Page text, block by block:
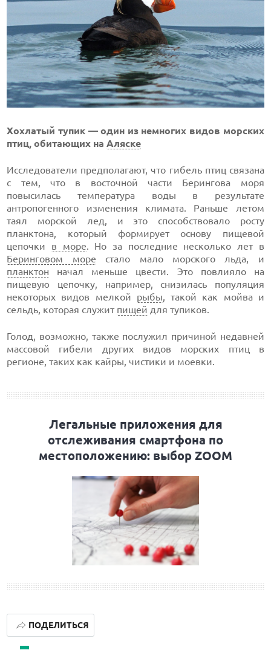
Хохлатый тупик — один из немногих видов морских
птиц, обитающих наАляске
Исследователи предполагают, что гибель птиц связана
с тем, что в восточной части Берингова моря
повысилась температура воды в результате
антропогенного изменения климата. Раньше летом
таял морской лед, и это способствовало росту
планктона, который формирует основу пищевой
цепочки в море. Но за последние несколько лет в
Беринговом море стало мало морского льда, и
планктон начал меньше цвести. Это повлияло на
пищевую цепочку, например, снизилась популяция
некоторых видов мелкой рыбы, такой как мойва и
сельдь, которая служит пищей для тупиков.
Голод, возможно, также послужил причиной недавней
массовой гибели других видов морских птиц в
регионе, таких как кайры, чистики и моевки.
Легальные приложения для
отслеживания смартфона по
местоположению: выбор ZOOM
ПОДЕЛИТЬСЯ